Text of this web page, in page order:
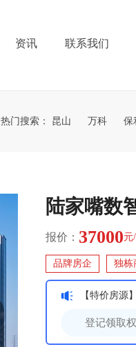
资讯 联系我们
热门搜索： 昆山 万科 保
陆家嘴数
报价： 37000元
品牌房企 独栋
【特价房源